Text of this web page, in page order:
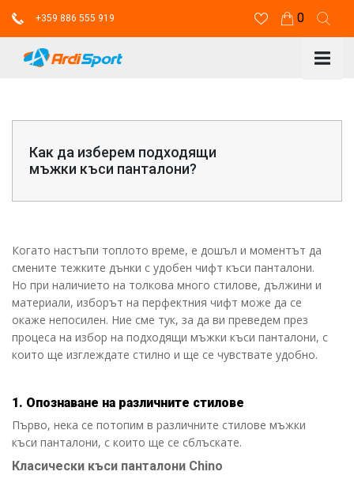
+359 886 555 919 0
Как да изберем подходящи
мъжки къси панталони?
Когато настъпи топлото време, е дошъл и моментът да
смените тежките дънки с удобен чифт къси панталони.
Но при наличието на толкова много стилове, дължини и
материали, изборът на перфектния чифт може да се
окаже непосилен. Ние сме тук, за да ви преведем през
процеса на избор на подходящи мъжки къси панталони, с
които ще изглеждате стилно и ще се чувствате удобно.
1. Опознаване на различните стилове
Първо, нека се потопим в различните стилове мъжки
къси панталони, с които ще се сблъскате.
Класически къси панталони Chino